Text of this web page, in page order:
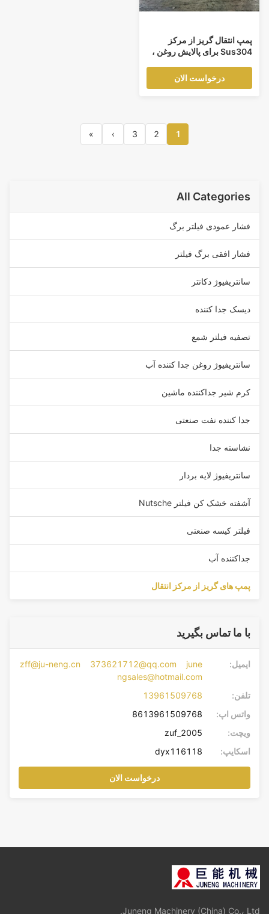
پمپ انتقال گریز از مرکز
Sus304 برای پالایش روغن ،
درخواست الان
1
2
3
›
»
All Categories
فشار عمودی فیلتر برگ
فشار افقی برگ فیلتر
سانتریفیوژ دکانتر
دیسک جدا کننده
تصفیه فیلتر شمع
سانتریفیوژ روغن جدا کننده آب
کرم شیر جداکننده ماشین
جدا کننده نفت صنعتی
نشاسته جدا
سانتریفیوژ لایه بردار
آشفته خشک کن فیلتر Nutsche
فیلتر کیسه صنعتی
جداکننده آب
پمپ های گریز از مرکز انتقال
با ما تماس بگیرید
ایمیل:
zff@ju-neng.cn 373621712@qq.com june
ngsales@hotmail.com
تلفن:
13961509768
واتس اپ:
8613961509768
ویچت:
zuf_2005
اسکایپ:
dyx116118
درخواست الان
Juneng Machinery (China) Co.، Ltd.